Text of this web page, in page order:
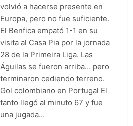
volvió a hacerse presente en
Europa, pero no fue suficiente.
El Benfica empató 1-1 en su
visita al Casa Pia por la jornada
28 de la Primeira Liga. Las
Águilas se fueron arriba… pero
terminaron cediendo terreno.
Gol colombiano en Portugal El
tanto llegó al minuto 67 y fue
una jugada…